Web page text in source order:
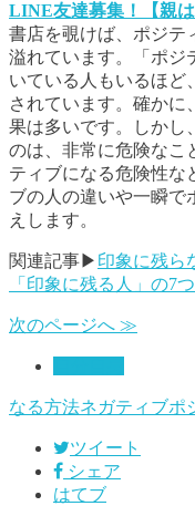
LINE友達募集！【親
書店を覗けば、ポジテ
溢れています。「ポジ
いている人もいるほど
されています。確かに
果は多いです。しかし
のは、非常に危険なこ
ティブになる危険性な
ブの人の違いや一瞬で
えします。
関連記事▶ 印象に残ら
「印象に残る人」の7
次のページへ ≫
なる方法ネガティブポ
ツイート
シェア
はてブ